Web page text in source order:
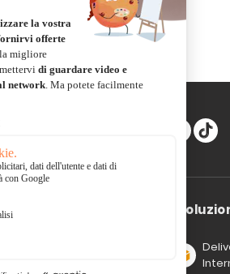
la comunità e
vostre